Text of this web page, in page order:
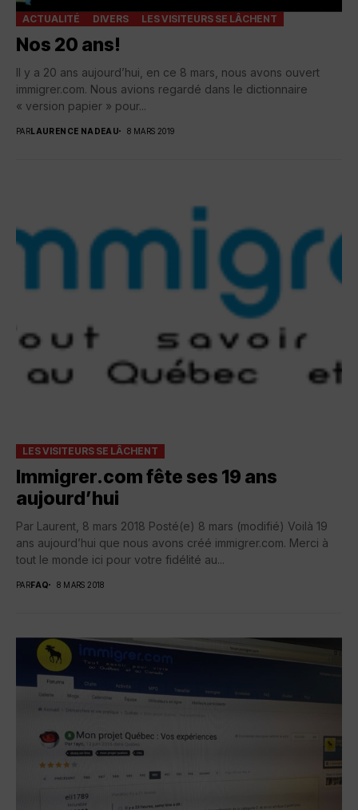
ACTUALITÉ DIVERS LES VISITEURS SE LÂCHENT
Nos 20 ans!
Il y a 20 ans aujourd’hui, en ce 8 mars, nous avons ouvert
immigrer.com. Nous avions regardé dans le dictionnaire
« version papier » pour...
PARLAURENCE NADEAU 8 MARS 2019
LES VISITEURS SE LÂCHENT
Immigrer.com fête ses 19 ans
aujourd’hui
Par Laurent, 8 mars 2018 Posté(e) 8 mars (modifié) Voilà 19
ans aujourd’hui que nous avons créé immigrer.com. Merci à
tout le monde ici pour votre fidélité au...
PARFAQ 8 MARS 2018